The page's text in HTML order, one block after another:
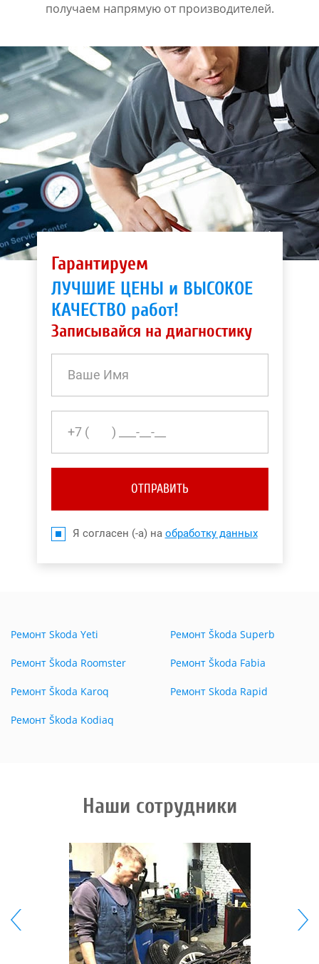
получаем напрямую от производителей.
Гарантируем
ЛУЧШИЕ ЦЕНЫ и ВЫСОКОЕ
КАЧЕСТВО работ!
Записывайся на диагностику
ОТПРАВИТЬ
Я согласен (-а) на обработку данных
Ремонт Skoda Yeti
Ремонт Škoda Roomster
Ремонт Škoda Karoq
Ремонт Škoda Kodiaq
Ремонт Škoda Superb
Ремонт Škoda Fabia
Ремонт Skoda Rapid
Наши сотрудники